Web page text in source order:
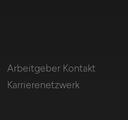
Arbeitgeber Kontakt
Karrierenetzwerk